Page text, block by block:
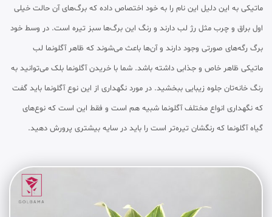
ماتیکی به این دلیل این نام را به خود اختصاص داده که برگ‌های آن حالت خیلی
اول براق و چرب مثل رژ لب دارند و رنگ این برگ‌ها سبز تیره است. در وسط خود
برگ رگه‌های صورتی وجود دارند و آن‌ها باعث می‌شوند که ظاهر آگلونما لب
ماتیکی ظاهر خاص و جذابی داشته باشد. شما با خریدن آگلونما بلک می‌توانید به
رنگ خانه‌تان جلوه زیبایی ببخشید. در مورد نگهداری از این نوع آگلونما باید گفت
که نگهداری انواع مختلف آگلونما شبیه هم است و فقط این است که نوع‌های
گیاه آگلونما که رنگشان تیره‌تر است را باید در سایه بیشتری پرورش دهید.